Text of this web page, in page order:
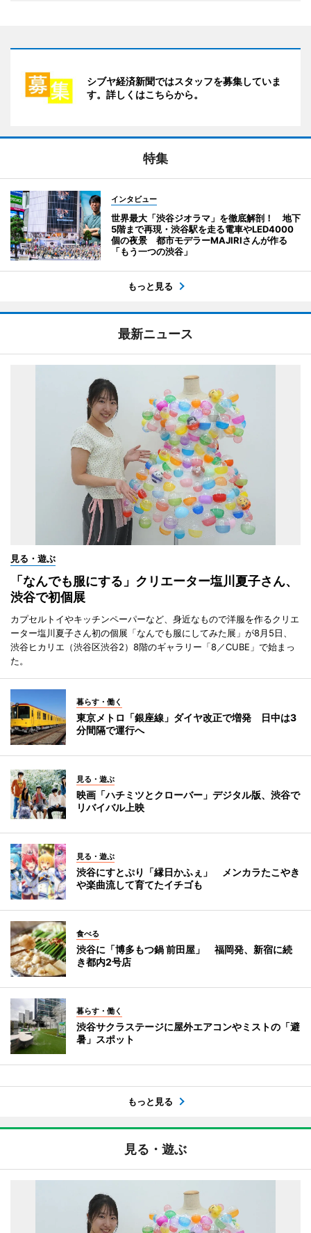
シブヤ経済新聞ではスタッフを募集していま
す。詳しくはこちらから。
特集
インタビュー
世界最大「渋谷ジオラマ」を徹底解剖！ 地下
5階まで再現・渋谷駅を走る電車やLED4000
個の夜景 都市モデラーMAJIRIさんが作る
「もう一つの渋谷」
もっと見る
最新ニュース
見る・遊ぶ
「なんでも服にする」クリエーター塩川夏子さん、
渋谷で初個展
カプセルトイやキッチンペーパーなど、身近なもので洋服を作るクリエ
ーター塩川夏子さん初の個展「なんでも服にしてみた展」が8月5日、
渋谷ヒカリエ（渋谷区渋谷2）8階のギャラリー「8／CUBE」で始まっ
た。
暮らす・働く
東京メトロ「銀座線」ダイヤ改正で増発 日中は3
分間隔で運行へ
見る・遊ぶ
映画「ハチミツとクローバー」デジタル版、渋谷で
リバイバル上映
見る・遊ぶ
渋谷にすとぷり「縁日かふぇ」 メンカラたこやき
や楽曲流して育てたイチゴも
食べる
渋谷に「博多もつ鍋 前田屋」 福岡発、新宿に続
き都内2号店
暮らす・働く
渋谷サクラステージに屋外エアコンやミストの「避
暑」スポット
もっと見る
見る・遊ぶ